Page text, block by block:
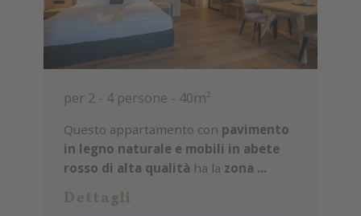
per 2 - 4 persone - 40m²
Questo appartamento con pavimento
in legno naturale e mobili in abete
rosso di alta qualità ha la zona ...
Dettagli